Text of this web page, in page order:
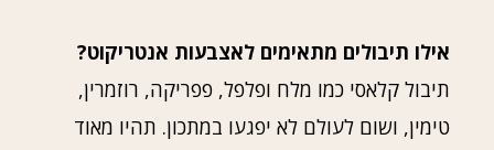
אילו תיבולים מתאימים לאצבעות אנטריקוט?
תיבול קלאסי כמו מלח ופלפל, פפריקה, רוזמרין,
טימין, ושום לעולם לא יפגעו במתכון. תהיו מאוד